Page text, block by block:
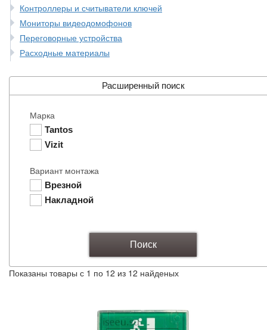
Контроллеры и считыватели ключей
Мониторы видеодомофонов
Переговорные устройства
Расходные материалы
Расширенный поиск
Марка
Tantos
Vizit
Вариант монтажа
Врезной
Накладной
Поиск
Показаны товары с 1 по 12 из 12 найденых